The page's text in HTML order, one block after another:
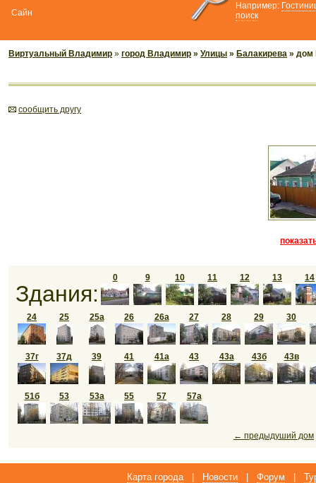
Например:
поиск
Виртуальный Владимир » город Владимир » Улицы » Балакирева »
cообщить другу
Здания:
0 9 10 11 12 13 14
24 25 25а 26 26а 27 28 29 30
37г 37д 39 41 41а 43 43а 43б 43в
51б 53 53а 55 57 57а
← предыдуший дом
Карта города Новости Форум